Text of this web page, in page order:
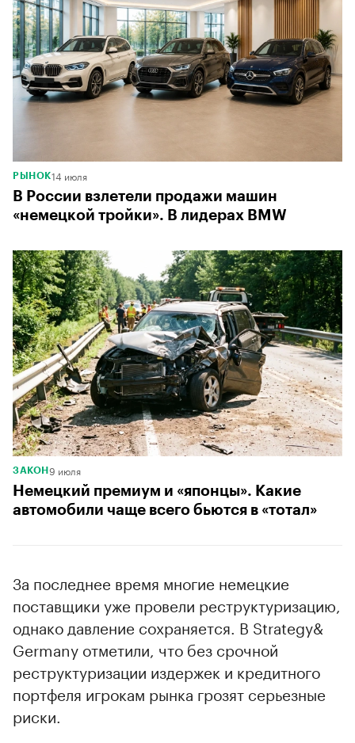
РЫНОК14 июля
В России взлетели продажи машин
«немецкой тройки». В лидерах BMW
ЗАКОН 9 июля
Немецкий премиум и «японцы». Какие
автомобили чаще всего бьются в «тотал»
За последнее время многие немецкие
поставщики уже провели реструктуризацию,
однако давление сохраняется. В Strategy&
Germany отметили, что без срочной
реструктуризации издержек и кредитного
портфеля игрокам рынка грозят серьезные
риски.